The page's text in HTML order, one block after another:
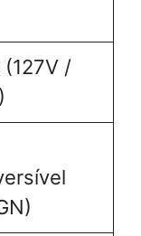
(127V /